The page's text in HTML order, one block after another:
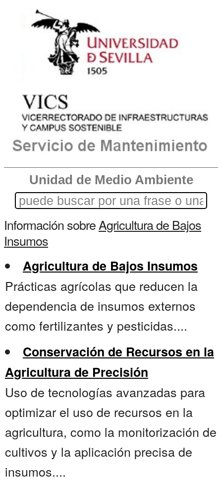
Unidad de Medio Ambiente
Información sobreAgricultura de Bajos
Insumos
Agricultura de Bajos Insumos
Prácticas agrícolas que reducen la
dependencia de insumos externos
como fertilizantes y pesticidas....
Conservación de Recursos en la
Agricultura de Precisión
Uso de tecnologías avanzadas para
optimizar el uso de recursos en la
agricultura, como la monitorización de
cultivos y la aplicación precisa de
insumos....